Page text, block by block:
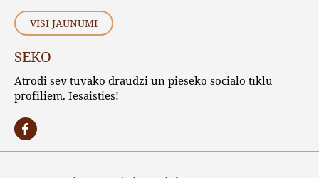
VISI JAUNUMI
SEKO
Atrodi sev tuvāko draudzi un pieseko sociālo tīklu
profiliem. Iesaisties!